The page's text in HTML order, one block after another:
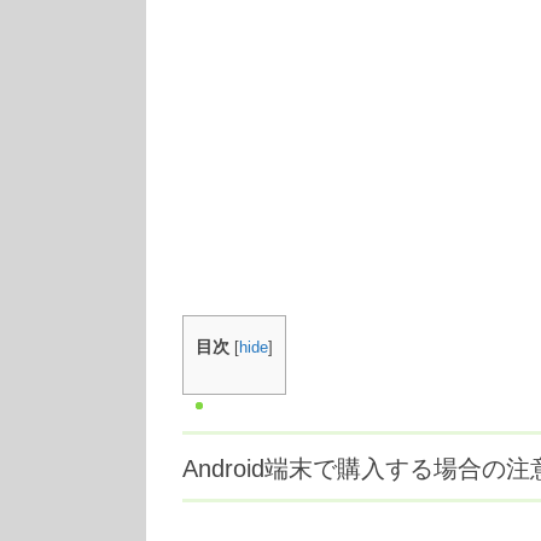
目次 [hide]
Android端末で購入する場合の注